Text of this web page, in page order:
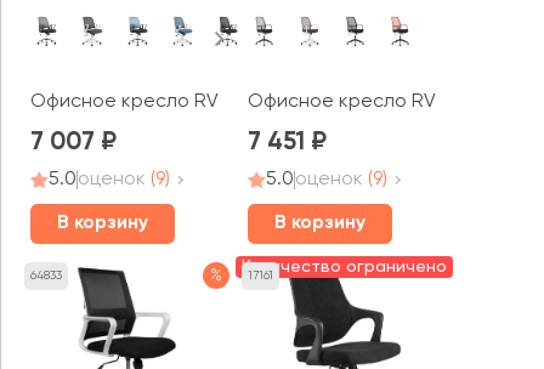
Офисное кресло RV ЧЕЙР W-158
7 007
5.0оценок (9)
В корзину
Офисное кресло RV ДИЗАЙН
7 451
5.0оценок (9)
В корзину
64833 % 17161
Количество ограничено